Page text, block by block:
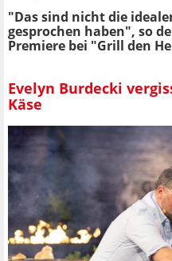
"Das sind nicht die
gesprochen haben", so
Premiere bei "Grill den
Evelyn Burdecki
Käse